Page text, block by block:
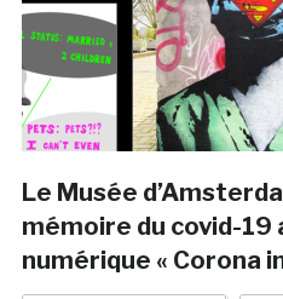
Le Musée
mémoire du covid-19
numérique « Corona